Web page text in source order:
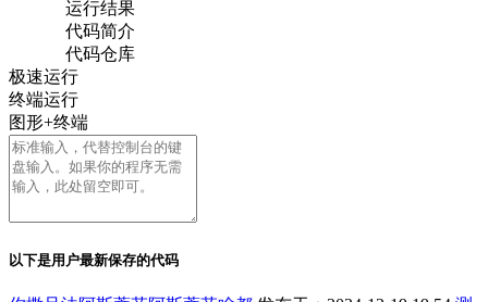
运行结果
代码简介
代码仓库
极速运行
终端运行
图形+终端
以下是用户最新保存的代码